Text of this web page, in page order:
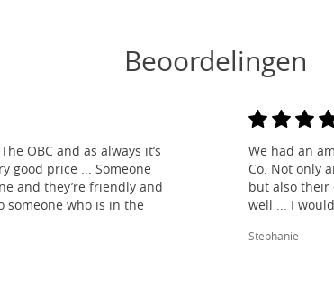
Beoordelingen
OBC and as always it’s
good price ... Someone
and they’re friendly and
someone who is in the
We had an
Co. Not only
but also their
well ... I
Stephanie